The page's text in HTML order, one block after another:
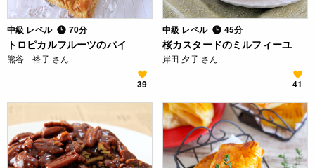
中級 レベル 70分
トロピカルフルーツのパイ
熊谷 裕子 さん
39
中級 レベル 45分
桜カスタードのミルフィーユ
岸田 夕子 さん
41